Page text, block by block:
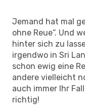
Jemand hat mal
ohne Reue“. Und
hinter sich zu
irgendwo in Sri
schon ewig eine
andere vielleicht
auch immer Ihr
richtig!